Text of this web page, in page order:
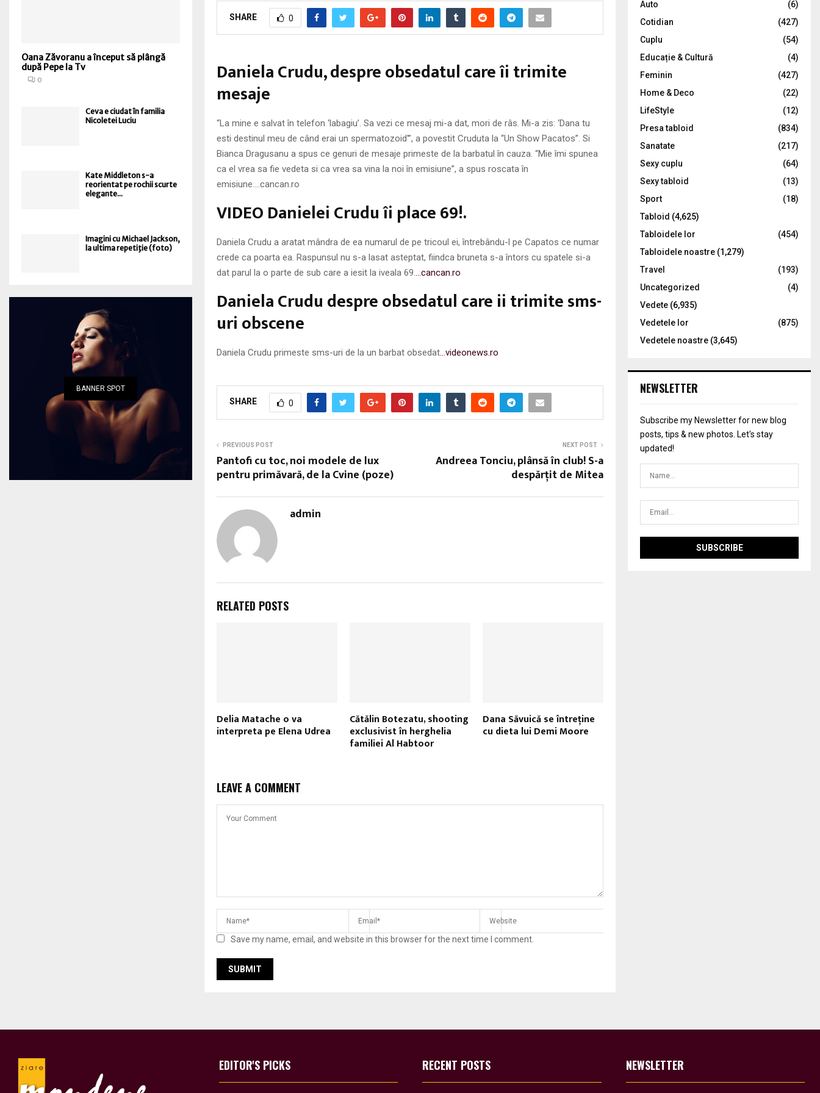
SHARE 0
Daniela Crudu, despre obsedatul care îi trimite
mesaje
“La mine e salvat în telefon ‘labagiu’. Sa vezi ce mesaj mi-a dat, mori de râs. Mi-a zis: ‘Dana tu
esti destinul meu de când erai un spermatozoid'”, a povestit Cruduta la “Un Show Pacatos”. Si
Bianca Dragusanu a spus ce genuri de mesaje primeste de la barbatul în cauza. “Mie îmi spunea
ca el vrea sa fie vedeta si ca vrea sa vina la noi în emisiune”, a spus roscata în
emisiune….cancan.ro
VIDEO Danielei Crudu îi place 69!.
Daniela Crudu a aratat mândra de ea numarul de pe tricoul ei, întrebându-l pe Capatos ce numar
crede ca poarta ea. Raspunsul nu s-a lasat asteptat, fiindca bruneta s-a întors cu spatele si-a
dat parul la o parte de sub care a iesit la iveala 69.
…cancan.ro
Daniela Crudu despre obsedatul care ii trimite sms-
uri obscene
Daniela Crudu primeste sms-uri de la un barbat obsedat …videonews.ro
SHARE 0
PREVIOUS POST
Pantofi cu toc, noi modele de lux
pentru primăvară, de la Cvine (poze)
NEXT POST
Andreea Tonciu, plânsă în club! S-a
despărţit de Mitea
admin
RELATED POSTS
Delia Matache o va
interpreta pe Elena Udrea
Cătălin Botezatu, shooting
exclusivist în herghelia
familiei Al Habtoor
Dana Săvuică se întreține
cu dieta lui Demi Moore
LEAVE A COMMENT
Save my name, email, and website in this browser for the next time I comment.
Oana Zăvoranu a început să plângă
după Pepe la Tv
0
Ceva e ciudat în familia
Nicoletei Luciu
Kate Middleton s-a
reorientat pe rochii scurte
elegante...
Imagini cu Michael Jackson,
la ultima repetiţie (foto)
BANNER SPOT
:
C
Auto
(6)
Cotidian
(427)
Cuplu
(54)
Educație & Cultură
(4)
Feminin
(427)
Home & Deco
(22)
LifeStyle
(12)
Presa tabloid
(834)
Sanatate
(217)
Sexy cuplu
(64)
Sexy tabloid
(13)
Sport
(18)
Tabloid (4,625)
Tabloidele lor
(454)
Tabloidele noastre (1,279)
Travel
(193)
Uncategorized
(4)
Vedete (6,935)
Vedetele lor
(875)
Vedetele noastre (3,645)
NEWSLETTER
Subscribe my Newsletter for new blog
posts, tips & new photos. Let's stay
updated!
EDITOR'S PICKS RECENT POSTS NEWSLETTER